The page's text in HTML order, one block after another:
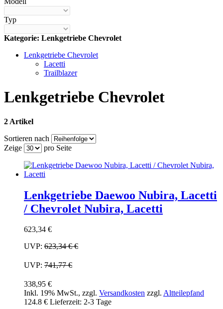
Typ
Kategorie: Lenkgetriebe Chevrolet
Lenkgetriebe Chevrolet
Lacetti
Trailblazer
Lenkgetriebe Chevrolet
2 Artikel
Sortieren nach
Zeige
pro Seite
Lenkgetriebe Daewoo Nubira, Lacetti
/ Chevrolet Nubira, Lacetti
623,34 €
UVP: 623,34 €€
UVP: 741,77 €
338,95 €
Inkl. 19% MwSt., zzgl. Versandkosten zzgl. Altteilepfand
124.8 € Lieferzeit: 2-3 Tage